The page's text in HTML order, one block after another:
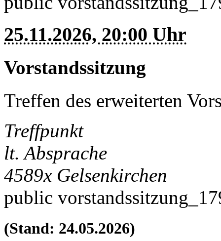
25.11.2026, 20:00 Uhr
Vorstandssitzung
Treffen des erweiterten
Treffpunkt
lt. Absprache
4589x Gelsenkirchen
public
(Stand: 24.05.2026)